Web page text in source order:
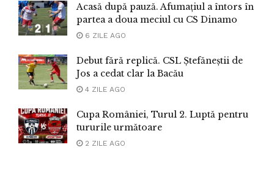
Acasă după pauză. Afumațiul a întors în
partea a doua meciul cu CS Dinamo
6 ZILE AGO
Debut fără replică. CSL Ștefăneștii de
Jos a cedat clar la Bacău
4 ZILE AGO
Cupa României, Turul 2. Luptă pentru
tururile următoare
2 ZILE AGO